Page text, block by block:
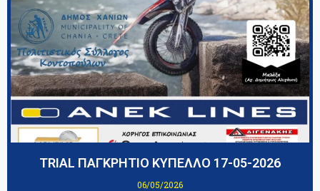
TRIAL ΠΑΓΚΡΗΤΙΟ ΚΥΠΕΛΛΟ 17-05-2026
06/05/2026